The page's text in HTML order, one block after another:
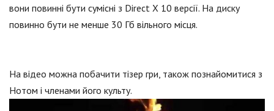
вони повинні бути сумісні з Direct X 10 версії. На диску
повинно бути не менше 30 Гб вільного місця.
На відео можна побачити тізер гри, також познайомитися з
Нотом і членами його культу.